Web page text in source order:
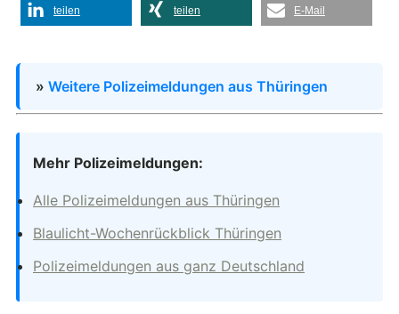
teilen teilen E-Mail
» Weitere Polizeimeldungen aus Thüringen
Mehr Polizeimeldungen:
Alle Polizeimeldungen aus Thüringen
Blaulicht-Wochenrückblick Thüringen
Polizeimeldungen aus ganz Deutschland